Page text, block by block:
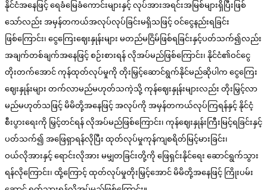
နိုင်ငံအနေဖြင့် ရေခံမြေခံကောင်းများနှင့် လုပ်အားအရင်းအမြစ်များရှိပြီးဖြစ်
သော်လည်း အမှန်တကယ်အလုပ်လုပ်ခြင်းမရှိသဖြင့် ဝင်ငွေနည်းရခြင်း
ဖြစ်ကြောင်း၊ ငွေကြေးဈေးနှုန်းများ မတည်မငြိမ်ဖြစ်ရခြင်းနှင့်ပတ်သက်၍လည်း
အချက်တစ်ချက်အနေဖြင့် စဉ်းစားရန် လိုအပ်မည်ဖြစ်ကြောင်း၊ နိုင်ငံ၏ဝင်ငွေ
တိုးတက်အောင် ကုန်ထုတ်လုပ်မှုကို တိုးမြှင့်ဆောင်ရွက်နိုင်မည်ဆိုပါက ငွေကြေး
ဈေးနှုန်းများ တက်လာမည်မဟုတ်သကဲ့သို့ ကုန်ဈေးနှုန်းများလည်း တိုးမြှင့်လာ
မည်မဟုတ်သဖြင့် မိမိတို့အနေဖြင့် အလုပ်ကို အမှန်တကယ်လုပ်ကြရန်နှင့် နိုင်ငံ့
စီးပွားရေးကို မြှင့်တင်ရန် လိုအပ်မည်ဖြစ်ကြောင်း၊ ကုန်ဈေးနှုန်းကြီးမြင့်ရခြင်းနှင့်
ပတ်သက်၍ အဖြေရှာရန်လိုပြီး ထုတ်လုပ်မှုကုန်ကျစရိတ်မြင့်မားခြင်း၊
ဝယ်လိုအားနှင့် ရောင်းလိုအား မမျှတခြင်းတို့ကို ဖြေရှင်းနိုင်ရေး ဆောင်ရွက်သွား
ရန်လိုကြောင်း၊ ထို့ကြောင့် ထုတ်လုပ်မှုတိုးမြှင့်အောင် မိမိတို့အနေဖြင့် ကြိုးပမ်း